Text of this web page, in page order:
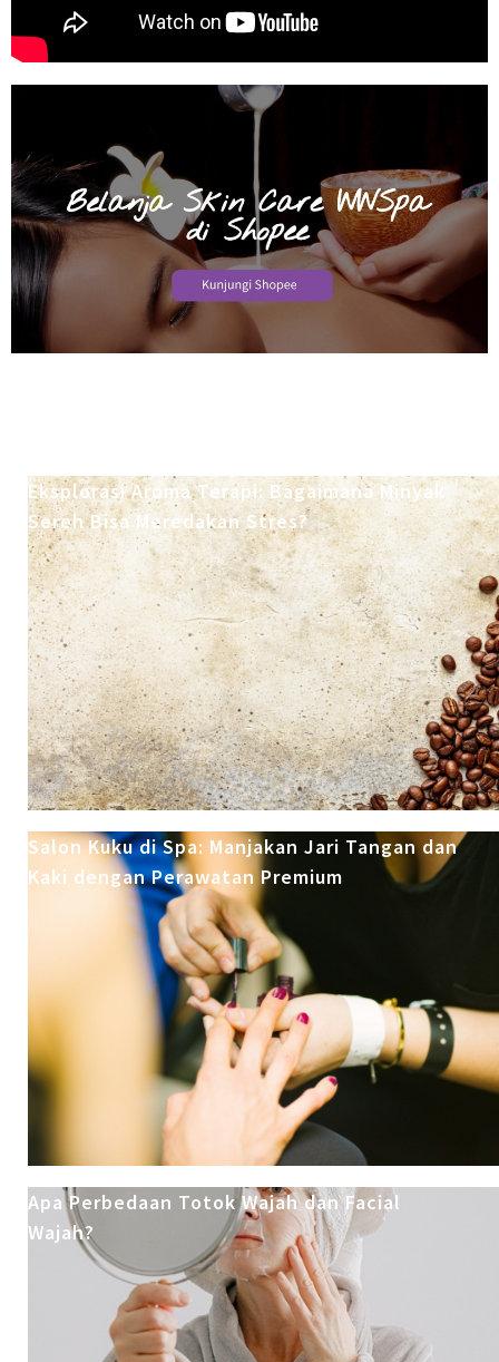
Eksplorasi Aroma Terapi: Bagaimana Minyak
Sereh Bisa Meredakan Stres?
Salon Kuku di Spa: Manjakan Jari Tangan dan
Kaki dengan Perawatan Premium
Apa Perbedaan Totok Wajah dan Facial
Wajah?